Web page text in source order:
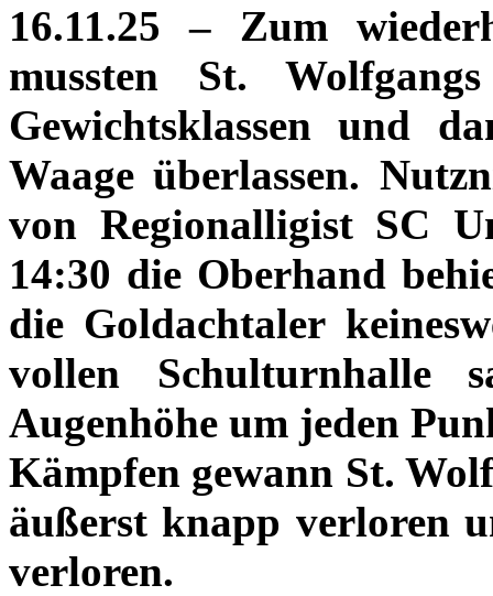
16.11.25 – Zum
mussten St.
Gewichtsklassen und
Waage überlassen.
von Regionalligist SC
14:30 die Oberhand
die Goldachtaler
vollen Schulturnhalle
Augenhöhe um jeden
Kämpfen gewann St.
äußerst knapp verloren
verloren.